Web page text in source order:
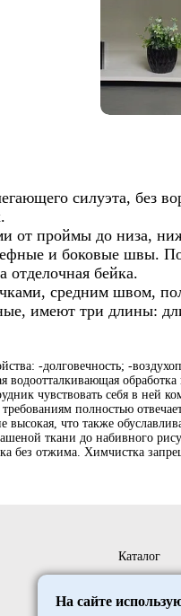
силуэта, без
от проймы до низа,
и боковые швы. По
отделочная бейка.
средним швом,
е, имеют три длины:
-долговечность; -
водоотталкивающая
чувствовать себя в ней
полностью
что также
ткани до набивного
без отжима. Химчистка
Каталог
На сайте